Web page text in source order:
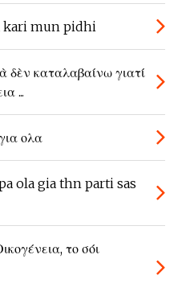
kari mun pidhi
δὲν καταλαβαίνω γιατί
...
ολα
ola gia thn parti sas
το σόι